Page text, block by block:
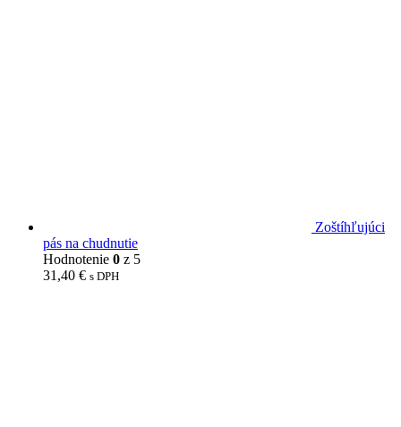
Zoštíhľujúci
pás na chudnutie
Hodnotenie 0 z 5
31,40 € s DPH